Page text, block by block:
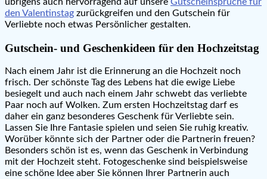
den Valentinstag zurückgreifen und den Gutschein für
Verliebte noch etwas Persönlicher gestalten.
Gutschein- und Geschenkideen für den Hochzeitstag
Nach einem Jahr ist die Erinnerung an die Hochzeit noch
frisch. Der schönste Tag des Lebens hat die ewige Liebe
besiegelt und auch nach einem Jahr schwebt das verliebte
Paar noch auf Wolken. Zum ersten Hochzeitstag darf es
daher ein ganz besonderes Geschenk für Verliebte sein.
Lassen Sie Ihre Fantasie spielen und seien Sie ruhig kreativ.
Worüber könnte sich der Partner oder die Partnerin freuen?
Besonders schön ist es, wenn das Geschenk in Verbindung
mit der Hochzeit steht. Fotogeschenke sind beispielsweise
eine schöne Idee aber Sie können Ihrer Partnerin auch